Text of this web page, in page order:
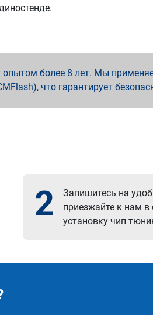
более 8 лет. Мы
что гарантирует
2
Запишитесь на
приезжайте к нам в
установку чип